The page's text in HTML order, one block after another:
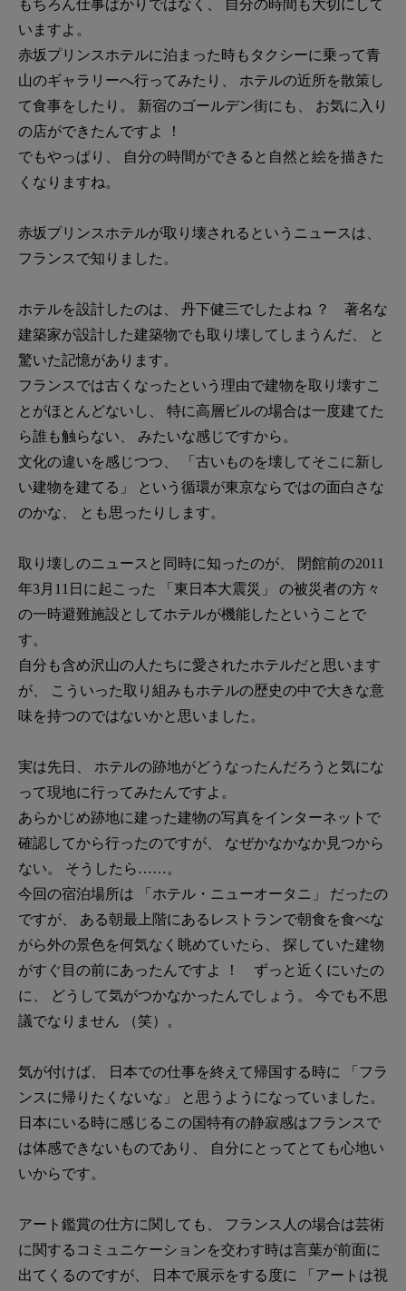
もちろん仕事ばかりではなく、 自分の時間も大切にして
いますよ。
赤坂プリンスホテルに泊まった時もタクシーに乗って青
山のギャラリーへ行ってみたり、 ホテルの近所を散策し
て食事をしたり。 新宿のゴールデン街にも、 お気に入り
の店ができたんですよ ！
でもやっぱり、 自分の時間ができると自然と絵を描きた
くなりますね。
赤坂プリンスホテルが取り壊されるというニュースは、
フランスで知りました。
ホテルを設計したのは、 丹下健三でしたよね ？ 著名な
建築家が設計した建築物でも取り壊してしまうんだ、 と
驚いた記憶があります。
フランスでは古くなったという理由で建物を取り壊すこ
とがほとんどないし、 特に高層ビルの場合は一度建てた
ら誰も触らない、 みたいな感じですから。
文化の違いを感じつつ、 「古いものを壊してそこに新し
い建物を建てる」 という循環が東京ならではの面白さな
のかな、 とも思ったりします。
取り壊しのニュースと同時に知ったのが、 閉館前の2011
年3月11日に起こった 「東日本大震災」 の被災者の方々
の一時避難施設としてホテルが機能したということで
す。
自分も含め沢山の人たちに愛されたホテルだと思います
が、 こういった取り組みもホテルの歴史の中で大きな意
味を持つのではないかと思いました。
実は先日、 ホテルの跡地がどうなったんだろうと気にな
って現地に行ってみたんですよ。
あらかじめ跡地に建った建物の写真をインターネットで
確認してから行ったのですが、 なぜかなかなか見つから
ない。 そうしたら……。
今回の宿泊場所は 「ホテル・ニューオータニ」 だったの
ですが、 ある朝最上階にあるレストランで朝食を食べな
がら外の景色を何気なく眺めていたら、 探していた建物
がすぐ目の前にあったんですよ ！ ずっと近くにいたの
に、 どうして気がつかなかったんでしょう。 今でも不思
議でなりません （笑）。
気が付けば、 日本での仕事を終えて帰国する時に 「フラ
ンスに帰りたくないな」 と思うようになっていました。
日本にいる時に感じるこの国特有の静寂感はフランスで
は体感できないものであり、 自分にとってとても心地い
いからです。
アート鑑賞の仕方に関しても、 フランス人の場合は芸術
に関するコミュニケーションを交わす時は言葉が前面に
出てくるのですが、 日本で展示をする度に 「アートは視